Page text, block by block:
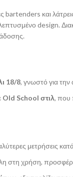
bartenders και
design.
18/8, γνωστό για την
Old School στιλ, που
μετρήσεις
στη χρήση,